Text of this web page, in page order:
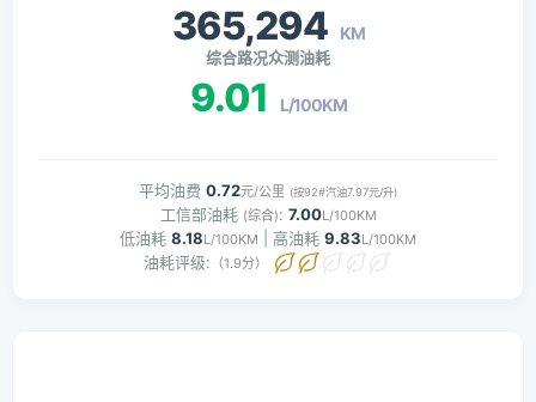
365,294 KM
综合路况众测油耗
9.01 L/100KM
平均油费 0.72元/公里 (按92#汽油7.97元/升)
工信部油耗 (综合): 7.00L/100KM
低油耗 8.18L/100KM | 高油耗 9.83L/100KM
油耗评级: （1.9分）